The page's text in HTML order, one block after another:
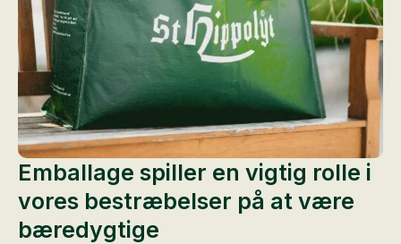
Emballage spiller en vigtig rolle i
vores bestræbelser på at være
bæredygtige